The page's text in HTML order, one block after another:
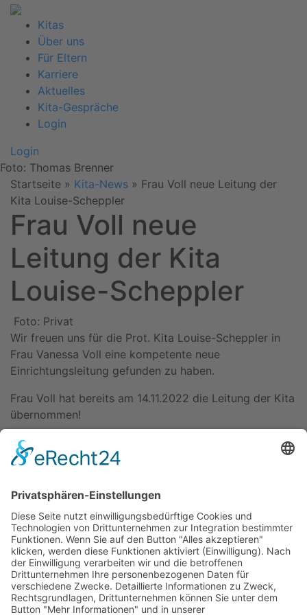
Kitas
Über uns
Für Eltern
Karriere
Aktuelles
Kita-Gespräche
Login
Login
Foto: Thomas Brenner
Startseite » Kita-News » Frau Voll neue Leitung der
Kita Louise-Scheppler
Frau Voll neue
Leitung der Kita
Louise-Scheppler
Foto: Privat
Wir freuen uns für die Prot. Kita Louise-Scheppler in
Frau Vanessa Voll eine kompetente neue
Einrichtungsleitung gefunden zu haben.
Frau Voll hat bereits am 14.11.2022 die Leitung der Kita
übernommen!
Der Verbund wünscht Frau Voll für ihre Arbeit alles
Gute und freut sich auf die Zusammenarbeit mit ihr.
Kitas
Übersicht
Über uns
Struktur
Team
Suche nach neuen Fachkräften